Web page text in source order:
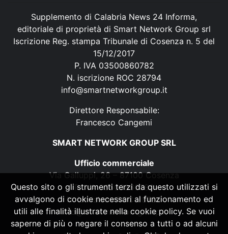
Supplemento di Calabria News 24 Informa,
editoriale di proprietà di Smart Network Group srl
Iscrizione Reg. stampa Tribunale di Cosenza n. 5 del
15/12/2017
P. IVA 03500860782
N. iscrizione ROC 28794
info@smartnetworkgroup.it
Direttore Responsabile:
Francesco Cangemi
SMART NETWORK GROUP SRL
Ufficio commerciale
Via Galluppi, 26 – 87100 Cosenza
P. IVA 03500860782
N. iscrizione ROC 28794
info@smartnetworkgroup.it
Questo sito o gli strumenti terzi da questo utilizzati si
avvalgono di cookie necessari al funzionamento ed
utili alle finalità illustrate nella cookie policy. Se vuoi
saperne di più o negare il consenso a tutti o ad alcuni